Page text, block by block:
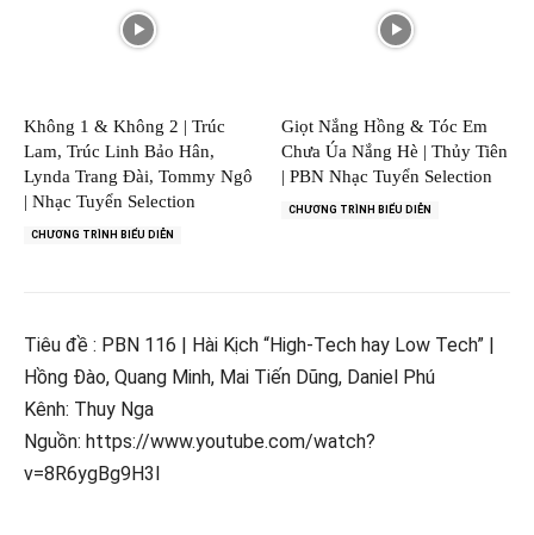
Không 1 & Không 2 | Trúc
Lam, Trúc Linh Bảo Hân,
Lynda Trang Đài, Tommy Ngô
| Nhạc Tuyển Selection
CHƯƠNG TRÌNH BIỂU DIỄN
Giọt Nắng Hồng & Tóc Em
Chưa Úa Nắng Hè | Thủy Tiên
| PBN Nhạc Tuyển Selection
CHƯƠNG TRÌNH BIỂU DIỄN
Tiêu đề : PBN 116 | Hài Kịch “High-Tech hay Low Tech” |
Hồng Đào, Quang Minh, Mai Tiến Dũng, Daniel Phú
Kênh: Thuy Nga
Nguồn: https://www.youtube.com/watch?
v=8R6ygBg9H3I